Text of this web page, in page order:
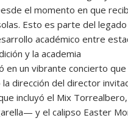
el momento en que
Esto es parte del
académico entre
y la academia
un vibrante concierto
dirección del director
incluyó el Mix
y el calipso Easter